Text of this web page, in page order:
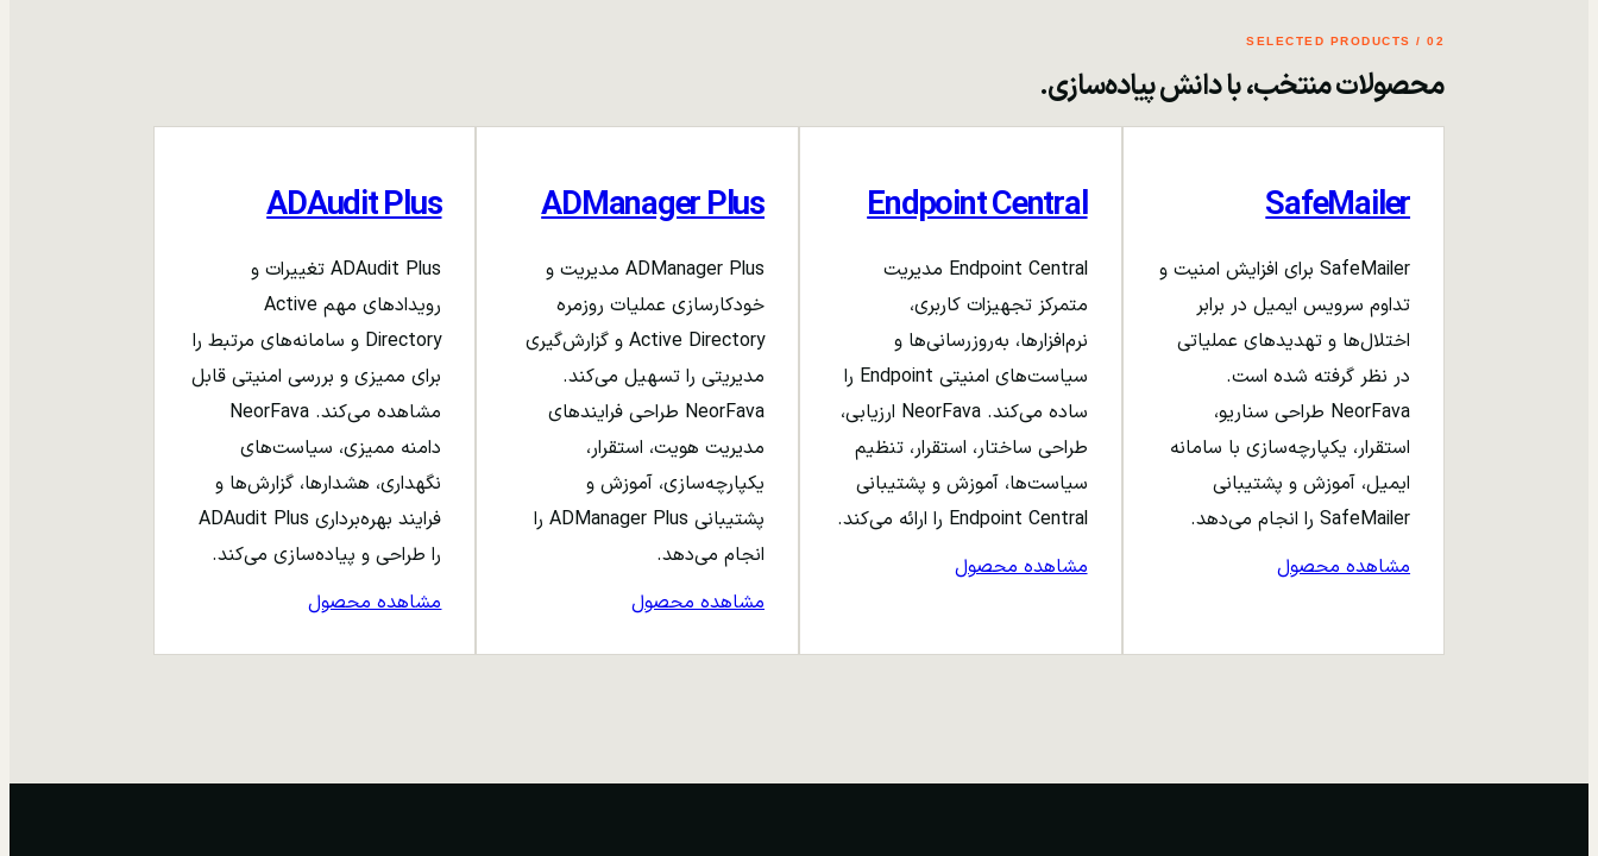
02 / SELECTED PRODUCTS
محصولات منتخب، با دانش پیاده‌سازی.
SafeMailer
SafeMailer برای افزایش امنیت و
تداوم سرویس ایمیل در برابر
اختلال‌ها و تهدیدهای عملیاتی
در نظر گرفته شده است.
NeorFava طراحی سناریو،
استقرار، یکپارچه‌سازی با سامانه
ایمیل، آموزش و پشتیبانی
SafeMailer را انجام می‌دهد.
مشاهده محصول
Endpoint Central
Endpoint Central مدیریت
متمرکز تجهیزات کاربری،
نرم‌افزارها، به‌روزرسانی‌ها و
سیاست‌های امنیتی Endpoint را
ساده می‌کند. NeorFava ارزیابی،
طراحی ساختار، استقرار، تنظیم
سیاست‌ها، آموزش و پشتیبانی
Endpoint Central را ارائه می‌کند.
مشاهده محصول
ADManager Plus
ADManager Plus مدیریت و
خودکارسازی عملیات روزمره
Active Directory و گزارش‌گیری
مدیریتی را تسهیل می‌کند.
NeorFava طراحی فرایندهای
مدیریت هویت، استقرار،
یکپارچه‌سازی، آموزش و
پشتیبانی ADManager Plus را
انجام می‌دهد.
مشاهده محصول
ADAudit Plus
ADAudit Plus تغییرات و
رویدادهای مهم Active
Directory و سامانه‌های مرتبط را
برای ممیزی و بررسی امنیتی قابل
مشاهده می‌کند. NeorFava
دامنه ممیزی، سیاست‌های
نگهداری، هشدارها، گزارش‌ها و
فرایند بهره‌برداری ADAudit Plus
را طراحی و پیاده‌سازی می‌کند.
مشاهده محصول